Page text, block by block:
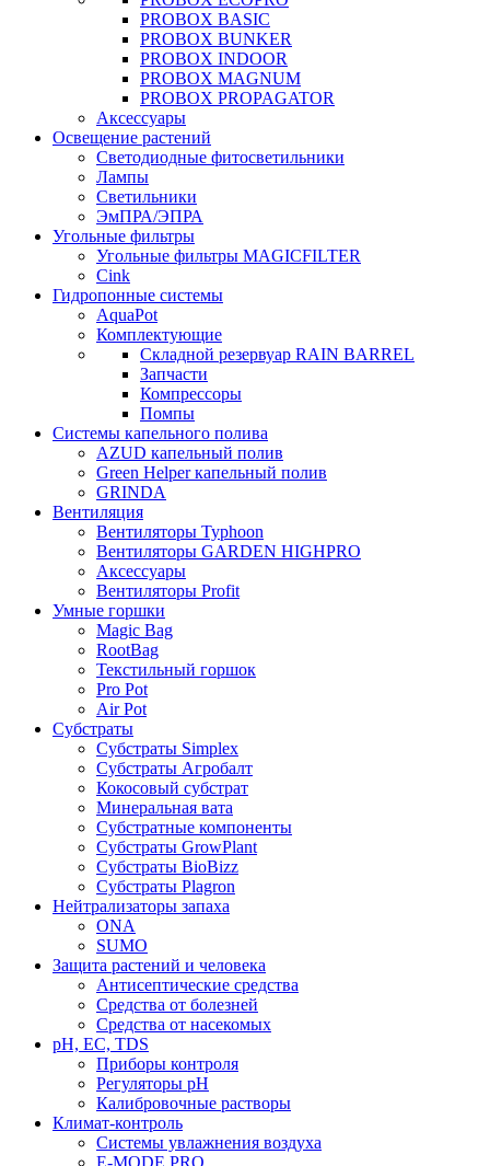
PROBOX BASIC
PROBOX BUNKER
PROBOX INDOOR
PROBOX MAGNUM
PROBOX PROPAGATOR
Аксессуары
Освещение растений
Светодиодные фитосветильники
Лампы
Светильники
ЭмПРА/ЭПРА
Угольные фильтры
Угольные фильтры MAGICFILTER
Cink
Гидропонные системы
AquaPot
Комплектующие
Складной резервуар RAIN BARREL
Запчасти
Компрессоры
Помпы
Системы капельного полива
AZUD капельный полив
Green Helper капельный полив
GRINDA
Вентиляция
Вентиляторы Typhoon
Вентиляторы GARDEN HIGHPRO
Аксессуары
Вентиляторы Profit
Умные горшки
Magic Bag
RootBag
Текстильный горшок
Pro Pot
Air Pot
Субстраты
Субстраты Simplex
Субстраты Агробалт
Кокосовый субстрат
Минеральная вата
Субстратные компоненты
Субстраты GrowPlant
Субстраты BioBizz
Субстраты Plagron
Нейтрализаторы запаха
ONA
SUMO
Защита растений и человека
Антисептические средства
Средства от болезней
Средства от насекомых
pH, EC, TDS
Приборы контроля
Регуляторы pH
Калибровочные растворы
Климат-контроль
Системы увлажнения воздуха
E-MODE PRO